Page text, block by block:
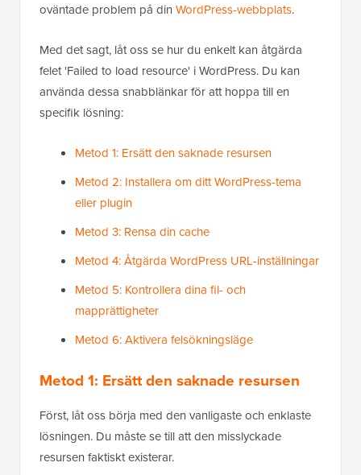
oväntade problem på din WordPress-webbplats.
Med det sagt, låt oss se hur du enkelt kan åtgärda
felet 'Failed to load resource' i WordPress. Du kan
använda dessa snabblänkar för att hoppa till en
specifik lösning:
Metod 1: Ersätt den saknade resursen
Metod 2: Installera om ditt WordPress-tema
eller plugin
Metod 3: Rensa din cache
Metod 4: Åtgärda WordPress URL-inställningar
Metod 5: Kontrollera dina fil- och
mapprättigheter
Metod 6: Aktivera felsökningsläge
Metod 1: Ersätt den saknade resursen
Först, låt oss börja med den vanligaste och enklaste
lösningen. Du måste se till att den misslyckade
resursen faktiskt existerar.